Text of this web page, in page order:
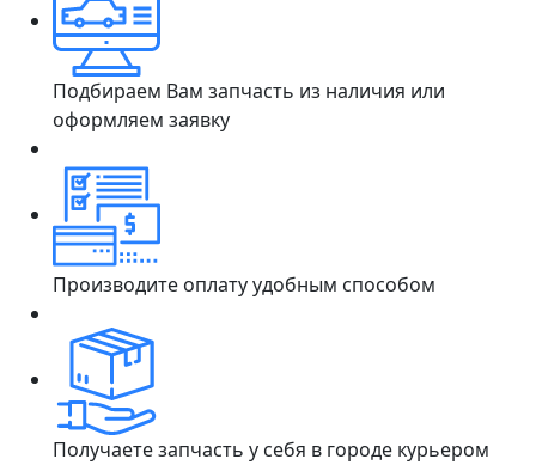
Подбираем Вам запчасть из наличия или
оформляем заявку
Производите оплату удобным способом
Получаете запчасть у себя в городе курьером